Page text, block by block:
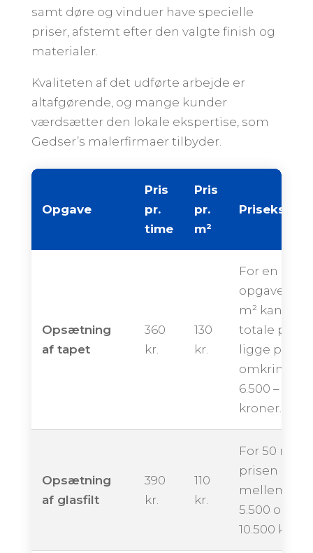
samt døre og vinduer have specielle
priser, afstemt efter den valgte finish og
materialer.
Kvaliteten af det udførte arbejde er
altafgørende, og mange kunder
værdsætter den lokale ekspertise, som
Gedser’s malerfirmaer tilbyder.
Opgave
Pris
pr.
time
Pris
pr.
m²
Opsætning
af tapet
360
kr.
130
kr.
For en
opgave på
m² kan den
totale pris
ligge på
omkring
6.500 –
kroner.
Opsætning
af glasfilt
390
kr.
110
kr.
For 50 m²
prisen ende
mellem ca.
5.500 og
10.500